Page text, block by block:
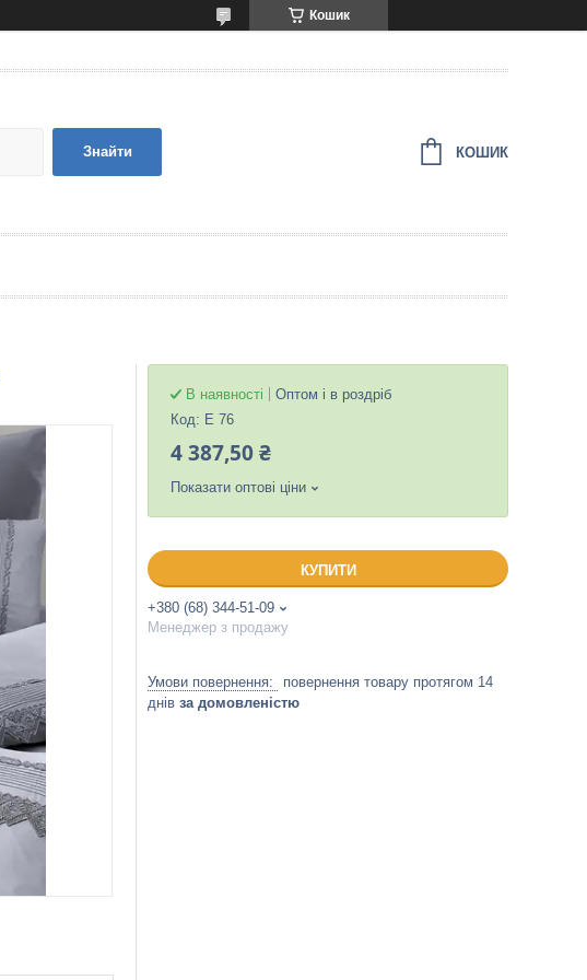
Кошик
Знайти КОШИК
В наявності
Оптом і в роздріб
Код: Е 76
4 387,50 ₴
Показати оптові ціни
КУПИТИ
+380 (68) 344-51-09
Менеджер з продажу
повернення товару протягом 14
днів за домовленістю